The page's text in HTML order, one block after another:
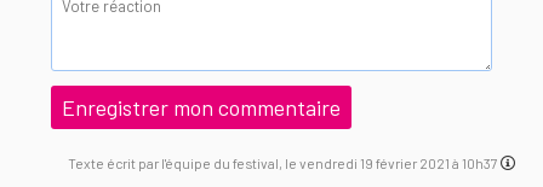
Texte écrit par l'équipe du festival, le vendredi 19 février 2021 à 10h37